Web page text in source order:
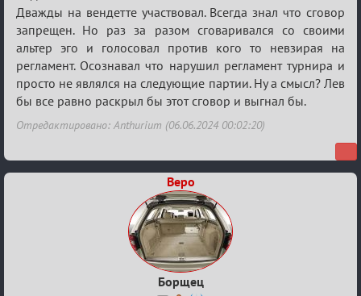
Кубок
Вендетты
Дважды на вендетте участвовал. Всегда знал что сговор
запрещен. Но раз за разом сговаривался со своими
альтер эго и голосовал против кого то невзирая на
регламент. Осознавал что нарушил регламент турнира и
просто не являлся на следующие партии. Ну а смысл? Лев
бы все равно раскрыл бы этот сговор и выгнал бы.
Отредактировано: Anthurium (06.06.2024 00:02:20)
Веро
Борщец